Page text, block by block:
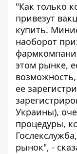
"Как только
привезут
купить.
наоборот
этом рынке,
ее
Украины),
процедуры,
рынок", -